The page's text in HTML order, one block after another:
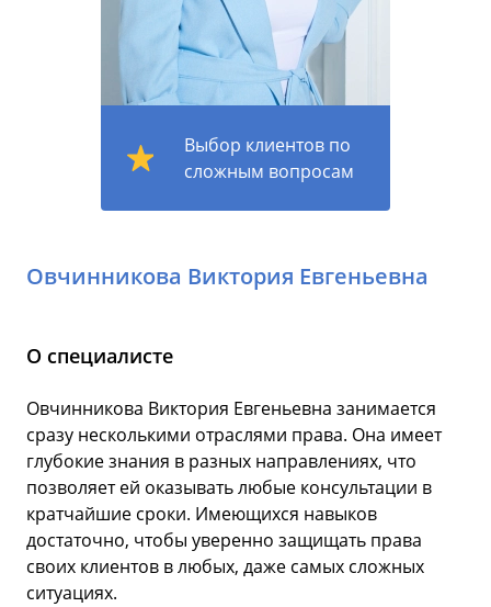
Выбор клиентов по
сложным вопросам
Овчинникова Виктория Евгеньевна
О специалисте
Овчинникова Виктория Евгеньевна занимается
сразу несколькими отраслями права. Она имеет
глубокие знания в разных направлениях, что
позволяет ей оказывать любые консультации в
кратчайшие сроки. Имеющихся навыков
достаточно, чтобы уверенно защищать права
своих клиентов в любых, даже самых сложных
ситуациях.